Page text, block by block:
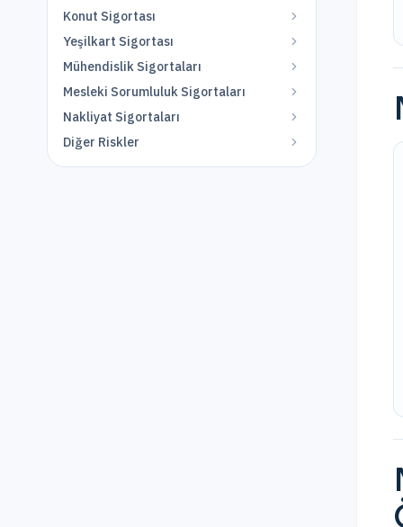
Konut Sigortası
Yeşilkart Sigortası
Mühendislik Sigortaları
Mesleki Sorumluluk Sigortaları
Nakliyat Sigortaları
Diğer Riskler